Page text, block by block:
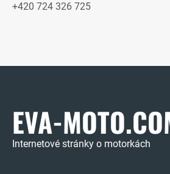
+420 724 326 725
EVA-
Internetové stránky o motorkách